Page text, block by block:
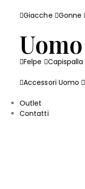
Giacche Gonne
Uomo
Felpe Capispalla
Accessori Uomo
Outlet
Contatti